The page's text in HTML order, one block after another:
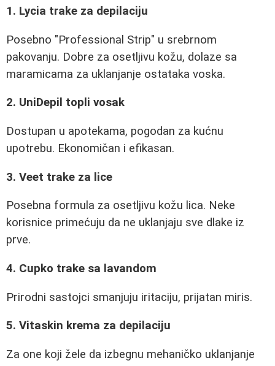
1. Lycia trake za depilaciju
Posebno "Professional Strip" u srebrnom
pakovanju. Dobre za osetljivu kožu, dolaze sa
maramicama za uklanjanje ostataka voska.
2. UniDepil topli vosak
Dostupan u apotekama, pogodan za kućnu
upotrebu. Ekonomičan i efikasan.
3. Veet trake za lice
Posebna formula za osetljivu kožu lica. Neke
korisnice primećuju da ne uklanjaju sve dlake iz
prve.
4. Cupko trake sa lavandom
Prirodni sastojci smanjuju iritaciju, prijatan miris.
5. Vitaskin krema za depilaciju
Za one koji žele da izbegnu mehaničko uklanjanje